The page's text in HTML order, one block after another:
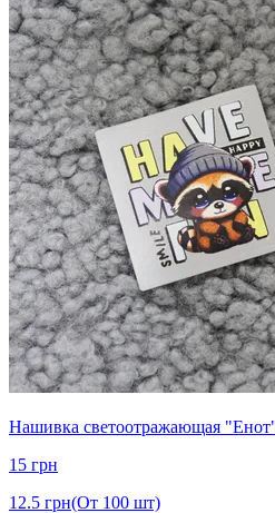
Нашивка светоотражающая
15 грн
12.5 грн(От 100 шт)